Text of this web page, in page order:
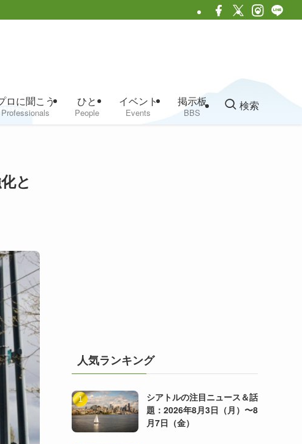
ロに聞こう
Professionals
ひと
People
イベント
Events
掲示板
BBS
検索
と
人気ランキング
シアトルの注目ニュース＆話
題：2026年8月3日（月）〜8
月7日（金）